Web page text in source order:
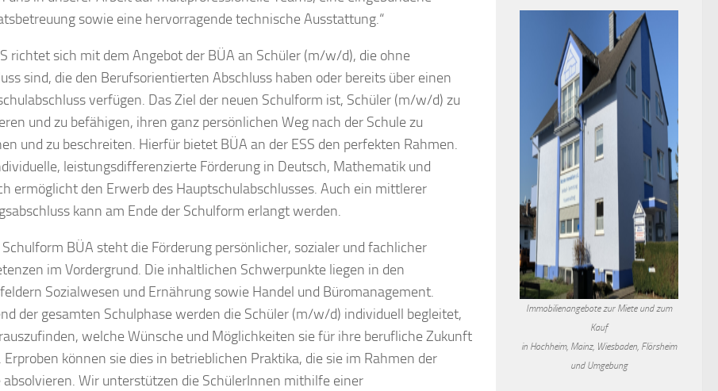
sowie eine hervorragende technische Ausstattung.“
richtet sich mit dem Angebot der BÜA an Schüler (m/w/d), die ohne
sind, die den Berufsorientierten Abschluss haben oder bereits über einen
verfügen. Das Ziel der neuen Schulform ist, Schüler (m/w/d) zu
und zu befähigen, ihren ganz persönlichen Weg nach der Schule zu
und zu beschreiten. Hierfür bietet BÜA an der ESS den perfekten Rahmen.
leistungsdifferenzierte Förderung in Deutsch, Mathematik und
ermöglicht den Erwerb des Hauptschulabschlusses. Auch ein mittlerer
kann am Ende der Schulform erlangt werden.
Schulform BÜA steht die Förderung persönlicher, sozialer und fachlicher
im Vordergrund. Die inhaltlichen Schwerpunkte liegen in den
Sozialwesen und Ernährung sowie Handel und Büromanagement.
der gesamten Schulphase werden die Schüler (m/w/d) individuell begleitet,
welche Wünsche und Möglichkeiten sie für ihre berufliche Zukunft
Erproben können sie dies in betrieblichen Praktika, die sie im Rahmen der
absolvieren. Wir unterstützen die SchülerInnen mithilfe einer
Immobilienangebote zur Miete und zum
Kauf
in Hochheim, Mainz, Wiesbaden, Flörsheim
und Umgebung